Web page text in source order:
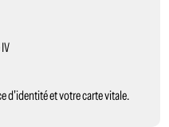
d'identité et votre carte vitale.